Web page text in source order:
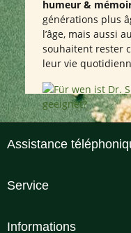
humeur &
générations plus
l’âge, mais aussi
souhaitent rester
leur vie
Assistance
Service
Informations